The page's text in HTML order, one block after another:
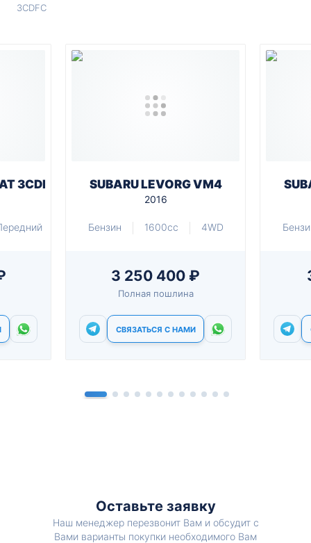
3CDFC
3CDFC SUBARU LEVORG VM4
2016
Бензин 1600cc 4WD
3 250 400 ₽
Полная пошлина
СВЯЗАТЬСЯ С НАМИ
Оставьте заявку
Наш менеджер перезвонит Вам и обсудит с
Вами варианты покупки необходимого Вам